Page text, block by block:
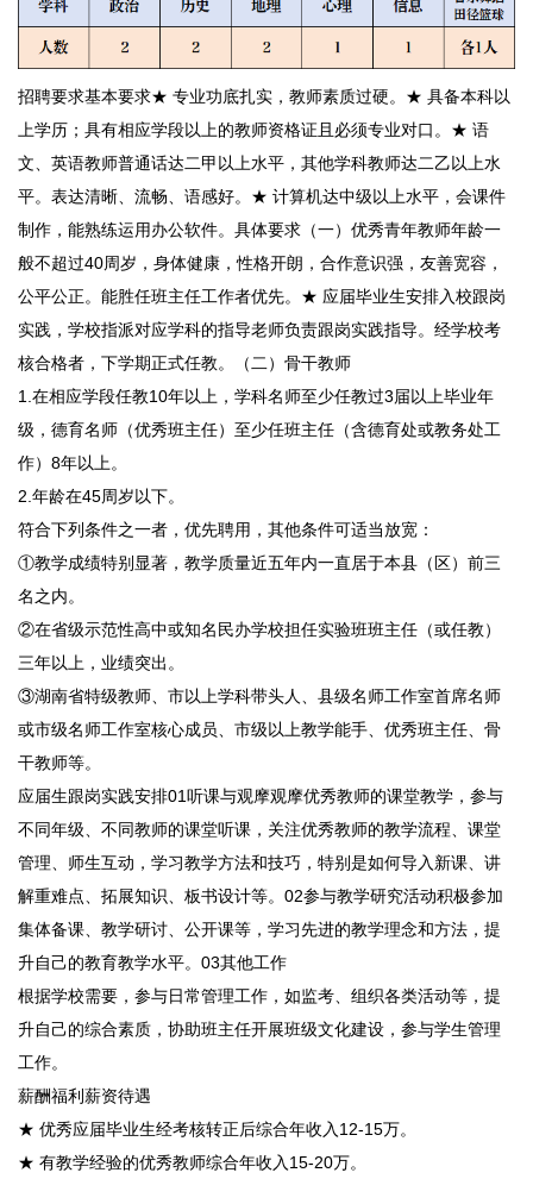
招聘要求基本要求★ 专业功底扎实，教师素质过硬。★ 具备本科以
上学历；具有相应学段以上的教师资格证且必须专业对口。★ 语
文、英语教师普通话达二甲以上水平，其他学科教师达二乙以上水
平。表达清晰、流畅、语感好。★ 计算机达中级以上水平，会课件
制作，能熟练运用办公软件。具体要求（一）优秀青年教师年龄一
般不超过40周岁，身体健康，性格开朗，合作意识强，友善宽容，
公平公正。能胜任班主任工作者优先。★ 应届毕业生安排入校跟岗
实践，学校指派对应学科的指导老师负责跟岗实践指导。经学校考
核合格者，下学期正式任教。（二）骨干教师
1.在相应学段任教10年以上，学科名师至少任教过3届以上毕业年
级，德育名师（优秀班主任）至少任班主任（含德育处或教务处工
作）8年以上。
2.年龄在45周岁以下。
符合下列条件之一者，优先聘用，其他条件可适当放宽：
①教学成绩特别显著，教学质量近五年内一直居于本县（区）前三
名之内。
②在省级示范性高中或知名民办学校担任实验班班主任（或任教）
三年以上，业绩突出。
③湖南省特级教师、市以上学科带头人、县级名师工作室首席名师
或市级名师工作室核心成员、市级以上教学能手、优秀班主任、骨
干教师等。
应届生跟岗实践安排01听课与观摩观摩优秀教师的课堂教学，参与
不同年级、不同教师的课堂听课，关注优秀教师的教学流程、课堂
管理、师生互动，学习教学方法和技巧，特别是如何导入新课、讲
解重难点、拓展知识、板书设计等。02参与教学研究活动积极参加
集体备课、教学研讨、公开课等，学习先进的教学理念和方法，提
升自己的教育教学水平。03其他工作
根据学校需要，参与日常管理工作，如监考、组织各类活动等，提
升自己的综合素质，协助班主任开展班级文化建设，参与学生管理
工作。
薪酬福利薪资待遇
★ 优秀应届毕业生经考核转正后综合年收入12-15万。
★ 有教学经验的优秀教师综合年收入15-20万。